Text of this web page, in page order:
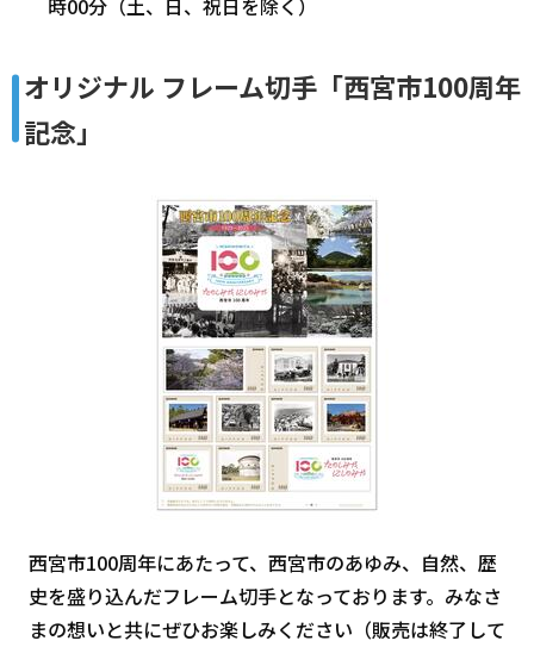
時00分（土、日、祝日を除く）
オリジナル フレーム切手「西宮市100周年
記念」
西宮市100周年にあたって、西宮市のあゆみ、自然、歴
史を盛り込んだフレーム切手となっております。みなさ
まの想いと共にぜひお楽しみください（販売は終了して